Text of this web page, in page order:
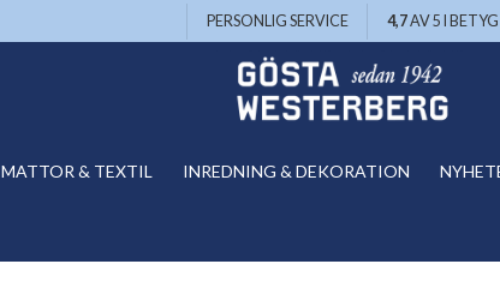
PERSONLIG SERVICE 4,7AV 5 I BETYG
MATTOR & TEXTIL INREDNING & DEKORATION